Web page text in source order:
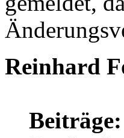
Reinhard
Beiträge: